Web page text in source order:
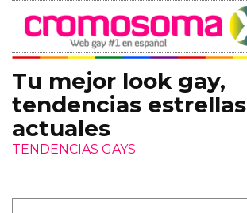
Tu mejor look gay,
tendencias estrellas
actuales
TENDENCIAS GAYS